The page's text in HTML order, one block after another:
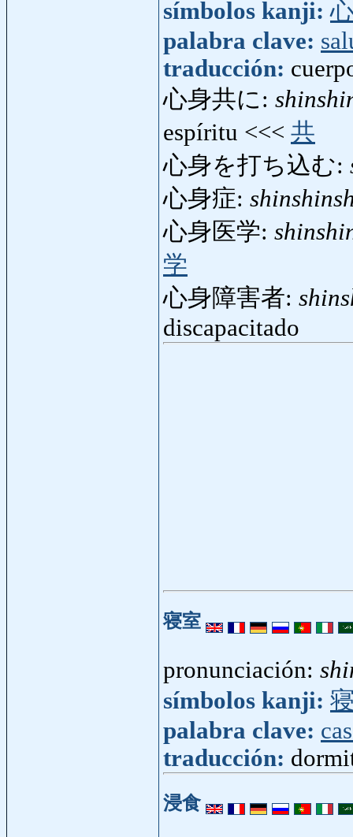
símbolos kanji:
palabra clave:
traducción:
心身共に:
espíritu <<< 共
心身を打ち込む:
心身症:
心身医学:
学
心身障害者:
discapacitado
寝室
pronunciación:
símbolos kanji:
palabra clave:
traducción:
浸食